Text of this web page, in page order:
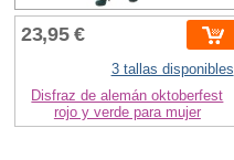
23,95 €
3 tallas disponibles
Disfraz de alemán oktoberfest
rojo y verde para mujer